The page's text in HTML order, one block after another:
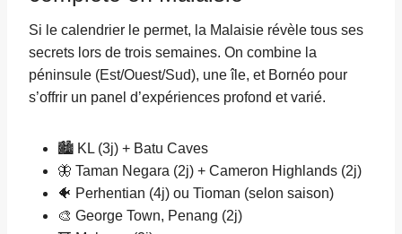
Si le calendrier le permet, la Malaisie révèle tous ses
secrets lors de trois semaines. On combine la
péninsule (Est/Ouest/Sud), une île, et Bornéo pour
s’offrir un panel d’expériences profond et varié.
🏙️ KL (3j) + Batu Caves
🦋 Taman Negara (2j) + Cameron Highlands (2j)
🐠 Perhentian (4j) ou Tioman (selon saison)
🎨 George Town, Penang (2j)